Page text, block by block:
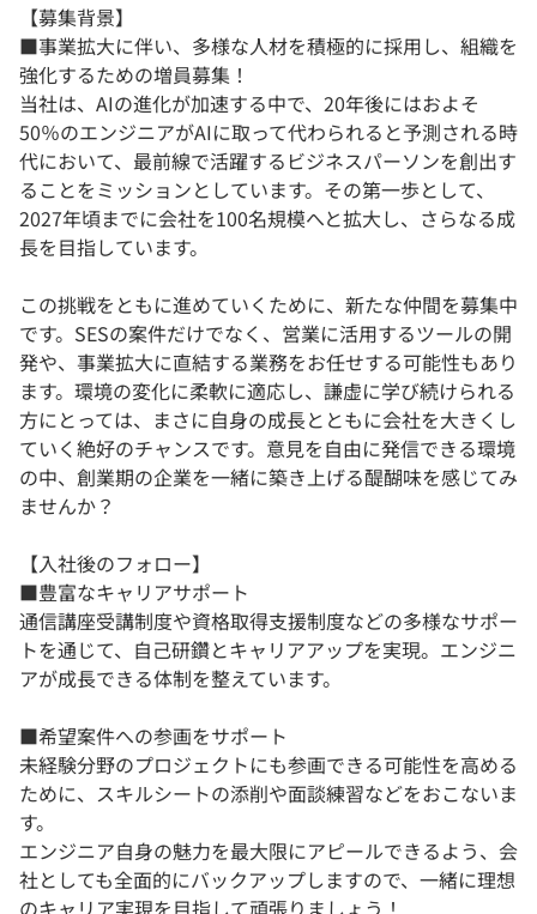
【募集背景】
■事業拡大に伴い、多様な人材を積極的に採用し、組織を
強化するための増員募集！
当社は、AIの進化が加速する中で、20年後にはおよそ
50％のエンジニアがAIに取って代わられると予測される時
代において、最前線で活躍するビジネスパーソンを創出す
ることをミッションとしています。その第一歩として、
2027年頃までに会社を100名規模へと拡大し、さらなる成
長を目指しています。
この挑戦をともに進めていくために、新たな仲間を募集中
です。SESの案件だけでなく、営業に活用するツールの開
発や、事業拡大に直結する業務をお任せする可能性もあり
ます。環境の変化に柔軟に適応し、謙虚に学び続けられる
方にとっては、まさに自身の成長とともに会社を大きくし
ていく絶好のチャンスです。意見を自由に発信できる環境
の中、創業期の企業を一緒に築き上げる醍醐味を感じてみ
ませんか？
【入社後のフォロー】
■豊富なキャリアサポート
通信講座受講制度や資格取得支援制度などの多様なサポー
トを通じて、自己研鑽とキャリアアップを実現。エンジニ
アが成長できる体制を整えています。
■希望案件への参画をサポート
未経験分野のプロジェクトにも参画できる可能性を高める
ために、スキルシートの添削や面談練習などをおこないま
す。
エンジニア自身の魅力を最大限にアピールできるよう、会
社としても全面的にバックアップしますので、一緒に理想
のキャリア実現を目指して頑張りましょう！